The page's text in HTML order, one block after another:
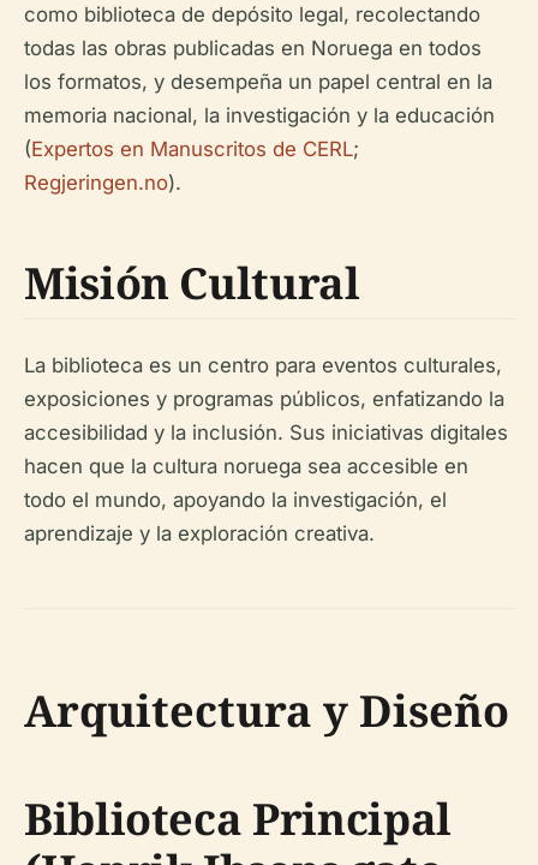
como biblioteca de depósito legal, recolectando
todas las obras publicadas en Noruega en todos
los formatos, y desempeña un papel central en la
memoria nacional, la investigación y la educación
(Expertos en Manuscritos de CERL;
Regjeringen.no).
Misión Cultural
La biblioteca es un centro para eventos culturales,
exposiciones y programas públicos, enfatizando la
accesibilidad y la inclusión. Sus iniciativas digitales
hacen que la cultura noruega sea accesible en
todo el mundo, apoyando la investigación, el
aprendizaje y la exploración creativa.
Arquitectura y Diseño
Biblioteca Principal